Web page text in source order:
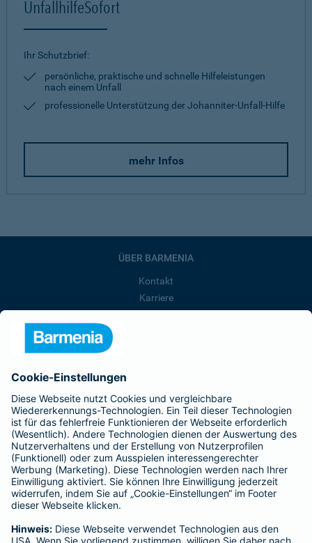
UnfallhilfeSofort
Ihr Schutzbrief:
persönliche, praktische und schnelle Hilfeleistungen
nach einem Unfall
professionelle Unterstützung der Johanniter-Unfall-Hilfe
mehr Infos
ÜBER BARMENIA
Kontakt
Karriere
Barmenia ist Teil der BarmeniaGothaer
BELIEBTE SEITEN
Kranken-Zusatzversicherung
Tierversicherungen
Haftpflichtversicherung
Hausratversicherung
Adresse ändern